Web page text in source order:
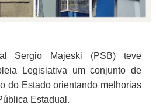
Sergio Majeski (PSB) teve
Legislativa um conjunto de
do Estado orientando melhorias
Estadual.